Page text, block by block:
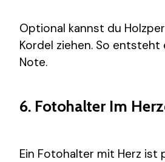
Optional kannst du
Kordel ziehen. So
Note.
6. Fotohalter Im
Ein Fotohalter mit Herz ist